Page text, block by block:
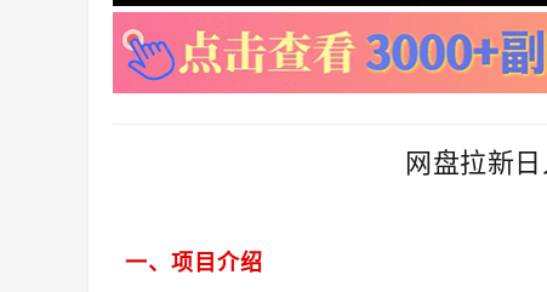
网盘拉新
一、项目介绍